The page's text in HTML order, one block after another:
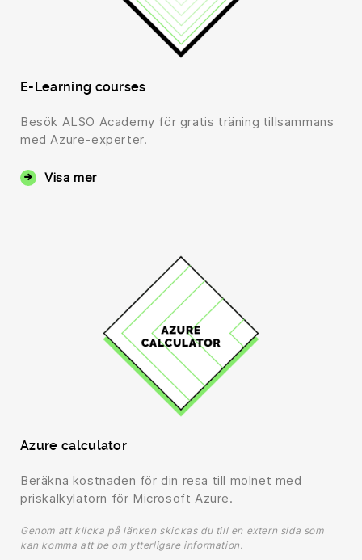
E-Learning courses
Besök ALSO Academy för gratis träning tillsammans
med Azure-experter.
Visa mer
Azure calculator
Beräkna kostnaden för din resa till molnet med
priskalkylatorn för Microsoft Azure.
Genom att klicka på länken skickas du till en extern sida som
kan komma att be om ytterligare information.